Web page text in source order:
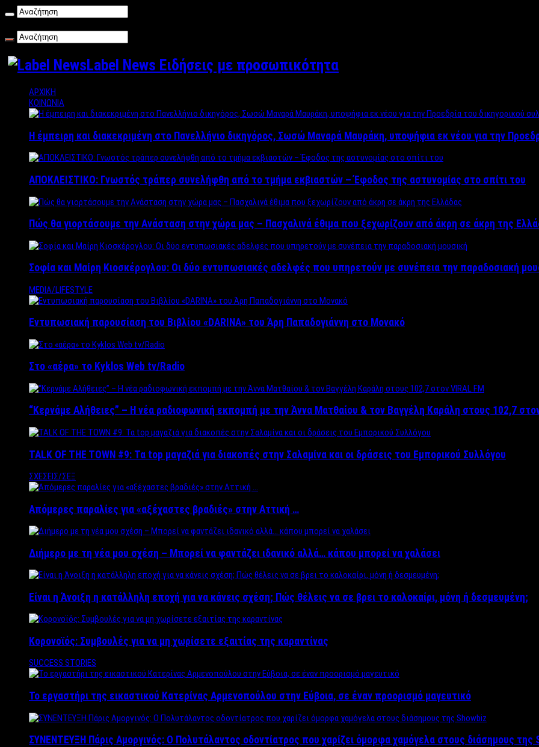
Label News Ειδήσεις με προσωπικότητα
ΑΡΧΙΚΗ
ΚΟΙΝΩΝΙΑ
Η έμπειρη και διακεκριμένη στο Πανελλήνιο δικηγόρος, Σωσώ Μαναρά Μαυράκη, υποψήφια εκ νέου για την
ΑΠΟΚΛΕΙΣΤΙΚΟ: Γνωστός τράπερ συνελήφθη από το τμήμα εκβιαστών – Έφοδος της αστυνομίας στο σπίτι του
Πώς θα γιορτάσουμε την Ανάσταση στην χώρα μας – Πασχαλινά έθιμα που ξεχωρίζουν από άκρη σε άκρη της
Σοφία και Μαίρη Κιοσκέρογλου: Οι δύο εντυπωσιακές αδελφές που υπηρετούν με συνέπεια την παραδοσιακή
MEDIA/LIFESTYLE
Εντυπωσιακή παρουσίαση του Βιβλίου «DARINA» του Άρη Παπαδογιάννη στο Μονακό
Στο «αέρα» το Kyklos Web tv/Radio
“Kερνάμε Αλήθειες” – Η νέα ραδιοφωνική εκπομπή με την Άννα Ματθαίου & τον Βαγγέλη Καράλη στους 102,7
TALK OF THE TOWN #9: Τα top μαγαζιά για διακοπές στην Σαλαμίνα και οι δράσεις του Εμπορικού Συλλόγου
ΣΧΕΣΕΙΣ/ΣΕΞ
Απόμερες παραλίες για «αξέχαστες βραδιές» στην Αττική …
Διήμερο με τη νέα μου σχέση – Μπορεί να φαντάζει ιδανικό αλλά… κάπου μπορεί να χαλάσει
Είναι η Άνοιξη η κατάλληλη εποχή για να κάνεις σχέση; Πώς θέλεις να σε βρει το καλοκαίρι, μόνη ή δεσμευμένη;
Κορονοϊός: Συμβουλές για να μη χωρίσετε εξαιτίας της καραντίνας
SUCCESS STORIES
Το εργαστήρι της εικαστικού Κατερίνας Αρμενοπούλου στην Εύβοια, σε έναν προορισμό μαγευτικό
ΣΥΝΕΝΤΕΥΞΗ Πάρις Αμοργινός: O Πολυτάλαντος οδοντίατρος που χαρίζει όμορφα χαμόγελα στους διάσημους της